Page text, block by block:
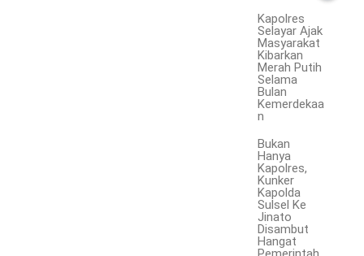
Kapolres
Selayar Ajak
Masyarakat
Kibarkan
Merah Putih
Selama
Bulan
Kemerdekaa
n
Bukan
Hanya
Kapolres,
Kunker
Kapolda
Sulsel Ke
Jinato
Disambut
Hangat